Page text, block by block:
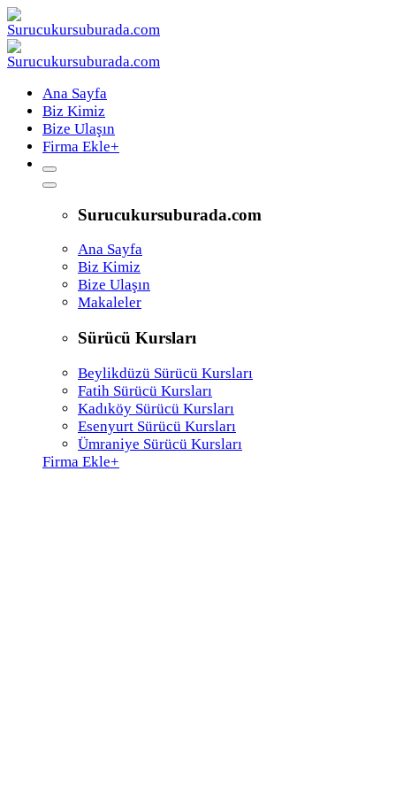
Ana Sayfa
Biz Kimiz
Bize Ulaşın
Firma Ekle+
Surucukursuburada.com
Ana Sayfa
Biz Kimiz
Bize Ulaşın
Makaleler
Sürücü Kursları
Beylikdüzü Sürücü Kursları
Fatih Sürücü Kursları
Kadıköy Sürücü Kursları
Esenyurt Sürücü Kursları
Ümraniye Sürücü Kursları
Firma Ekle+